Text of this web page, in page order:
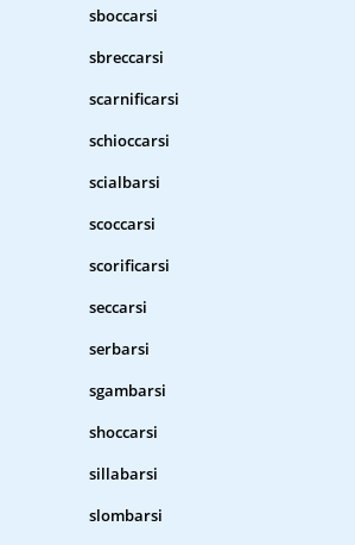
sboccarsi
sbreccarsi
scarnificarsi
schioccarsi
scialbarsi
scoccarsi
scorificarsi
seccarsi
serbarsi
sgambarsi
shoccarsi
sillabarsi
slombarsi